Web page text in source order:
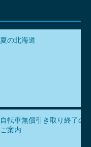
夏の北海道
自転車無償引き取り終了の
ご案内